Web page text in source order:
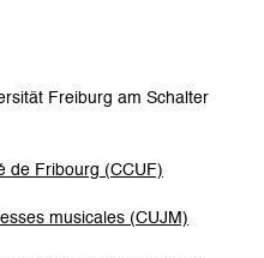
Freiburg am Schalter
de Fribourg (CCUF)
musicales (CUJM)